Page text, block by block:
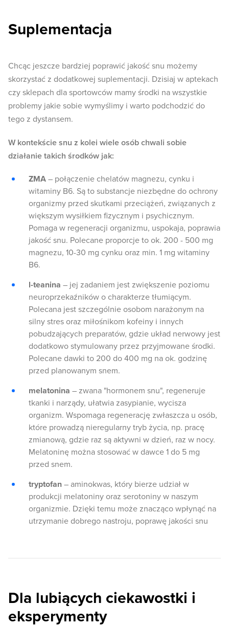
Suplementacja
Chcąc jeszcze bardziej poprawić jakość snu możemy
skorzystać z dodatkowej suplementacji. Dzisiaj w aptekach
czy sklepach dla sportowców mamy środki na wszystkie
problemy jakie sobie wymyślimy i warto podchodzić do
tego z dystansem.
W kontekście snu z kolei wiele osób chwali sobie
działanie takich środków jak:
ZMA – połączenie chelatów magnezu, cynku i
witaminy B6. Są to substancje niezbędne do ochrony
organizmy przed skutkami przeciążeń, związanych z
większym wysiłkiem fizycznym i psychicznym.
Pomaga w regeneracji organizmu, uspokaja, poprawia
jakość snu. Polecane proporcje to ok. 200 - 500 mg
magnezu, 10-30 mg cynku oraz min. 1 mg witaminy
B6.
l-teanina – jej zadaniem jest zwiększenie poziomu
neuroprzekaźników o charakterze tłumiącym.
Polecana jest szczególnie osobom narażonym na
silny stres oraz miłośnikom kofeiny i innych
pobudzających preparatów, gdzie układ nerwowy jest
dodatkowo stymulowany przez przyjmowane środki.
Polecane dawki to 200 do 400 mg na ok. godzinę
przed planowanym snem.
melatonina – zwana "hormonem snu", regeneruje
tkanki i narządy, ułatwia zasypianie, wycisza
organizm. Wspomaga regenerację zwłaszcza u osób,
które prowadzą nieregularny tryb życia, np. pracę
zmianową, gdzie raz są aktywni w dzień, raz w nocy.
Melatoninę można stosować w dawce 1 do 5 mg
przed snem.
tryptofan – aminokwas, który bierze udział w
produkcji melatoniny oraz serotoniny w naszym
organizmie. Dzięki temu może znacząco wpłynąć na
utrzymanie dobrego nastroju, poprawę jakości snu
Dla lubiących ciekawostki i
eksperymenty